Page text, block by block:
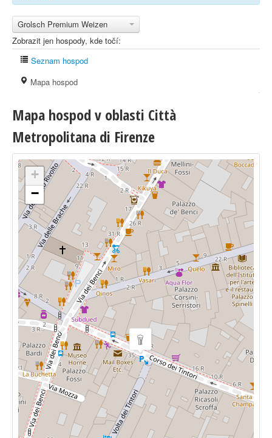
Grolsch Premium Weizen
Zobrazit jen hospody, kde točí:
Seznam hospod
Mapa hospod
Mapa hospod v oblasti Città
Metropolitana di Firenze
+
−